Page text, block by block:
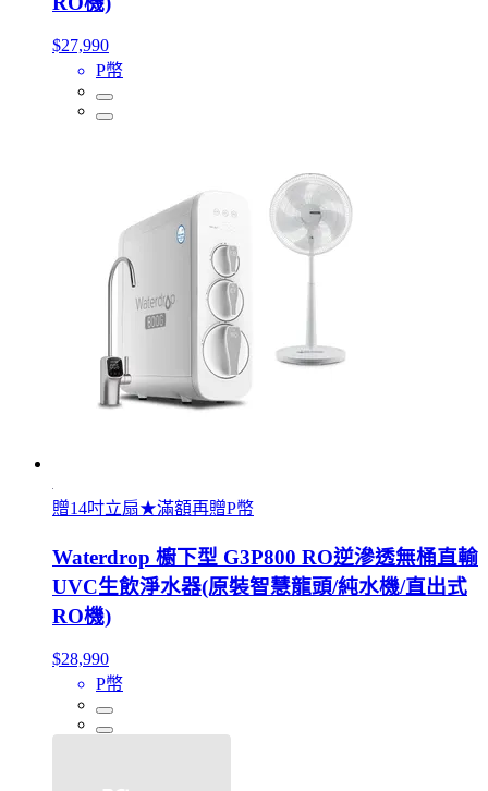
$27,990
P幣
贈14吋立扇★滿額再贈P幣
Waterdrop 櫥下型 G3P800 RO逆滲透無桶直輸
UVC生飲淨水器(原裝智慧龍頭/純水機/直出式
RO機)
$28,990
P幣